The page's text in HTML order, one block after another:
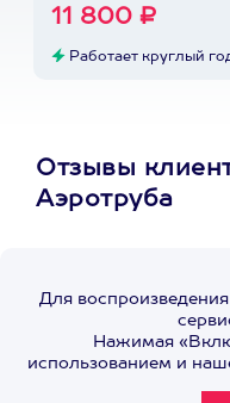
11 800 ₽
Работает круглый
Отзывы
Аэротруба
Для
Нажимая
использованием и